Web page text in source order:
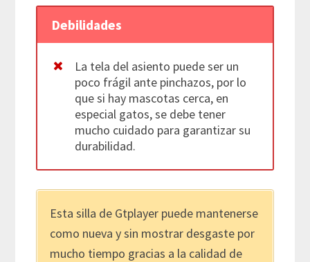
Debilidades
La tela del asiento puede ser un
poco frágil ante pinchazos, por lo
que si hay mascotas cerca, en
especial gatos, se debe tener
mucho cuidado para garantizar su
durabilidad.
Esta silla de Gtplayer puede mantenerse
como nueva y sin mostrar desgaste por
mucho tiempo gracias a la calidad de